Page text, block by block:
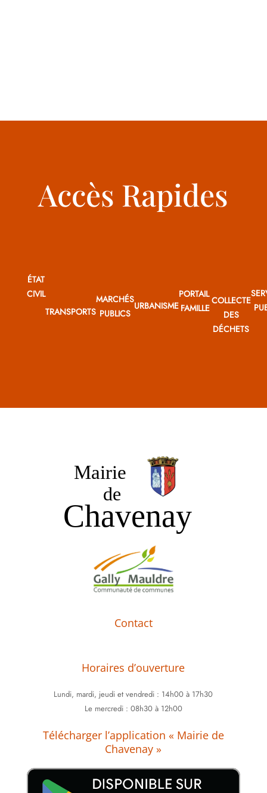
Accès Rapides
ÉTAT
CIVIL
TRANSPORTS
MARCHÉS
PUBLICS
URBANISME
PORTAIL
FAMILLE
COLLECTE
DES
DÉCHETS
Contact
Horaires d’ouverture
Lundi, mardi, jeudi et vendredi : 14h00 à 17h30
Le mercredi : 08h30 à 12h00
Télécharger l’application « Mairie de
Chavenay »